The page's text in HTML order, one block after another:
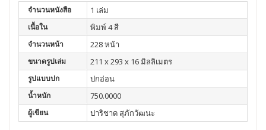
จำนวนหนังสือ 1 เล่ม
เนื้อใน พิมพ์ 4 สี
จำนวนหน้า 228 หน้า
ขนาดรูปเล่ม 211 x 293 x 16 มิลลิเมตร
รูปแบบปก ปกอ่อน
น้ำหนัก 750.0000
ผู้เขียน ปาริชาด สุภักวัฒนะ